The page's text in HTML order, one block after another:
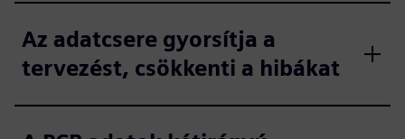
Az adatcsere gyorsítja a
tervezést, csökkenti a hibákat